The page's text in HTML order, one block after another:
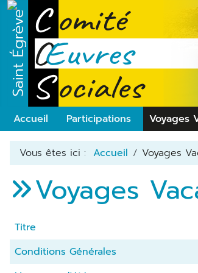
Accueil Participations Voyages
Vous êtes ici : Accueil Voyages
Voyages
Titre
Conditions Générales